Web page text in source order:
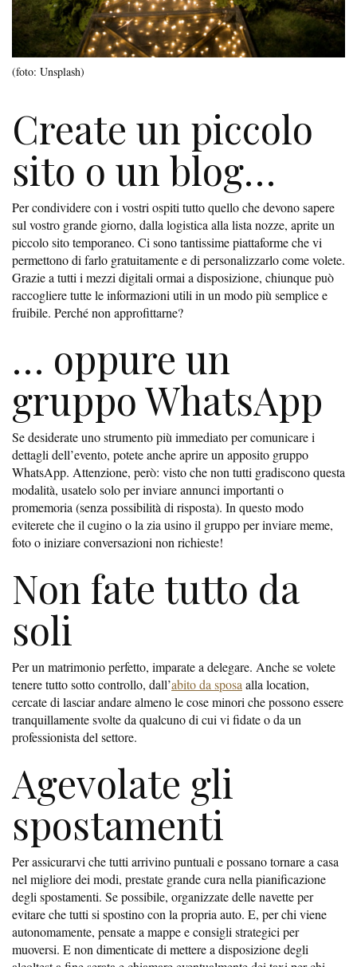
(foto: Unsplash)
Create un piccolo
sito o un blog…
Per condividere con i vostri ospiti tutto quello che devono sapere
sul vostro grande giorno, dalla logistica alla lista nozze, aprite un
piccolo sito temporaneo. Ci sono tantissime piattaforme che vi
permettono di farlo gratuitamente e di personalizzarlo come volete.
Grazie a tutti i mezzi digitali ormai a disposizione, chiunque può
raccogliere tutte le informazioni utili in un modo più semplice e
fruibile. Perché non approfittarne?
… oppure un
gruppo WhatsApp
Se desiderate uno strumento più immediato per comunicare i
dettagli dell’evento, potete anche aprire un apposito gruppo
WhatsApp. Attenzione, però: visto che non tutti gradiscono questa
modalità, usatelo solo per inviare annunci importanti o
promemoria (senza possibilità di risposta). In questo modo
eviterete che il cugino o la zia usino il gruppo per inviare meme,
foto o iniziare conversazioni non richieste!
Non fate tutto da
soli
Per un matrimonio perfetto, imparate a delegare. Anche se volete
tenere tutto sotto controllo, dall’abito da sposaalla location,
cercate di lasciar andare almeno le cose minori che possono essere
tranquillamente svolte da qualcuno di cui vi fidate o da un
professionista del settore.
Agevolate gli
spostamenti
Per assicurarvi che tutti arrivino puntuali e possano tornare a casa
nel migliore dei modi, prestate grande cura nella pianificazione
degli spostamenti. Se possibile, organizzate delle navette per
evitare che tutti si spostino con la propria auto. E, per chi viene
autonomamente, pensate a mappe e consigli strategici per
muoversi. E non dimenticate di mettere a disposizione degli